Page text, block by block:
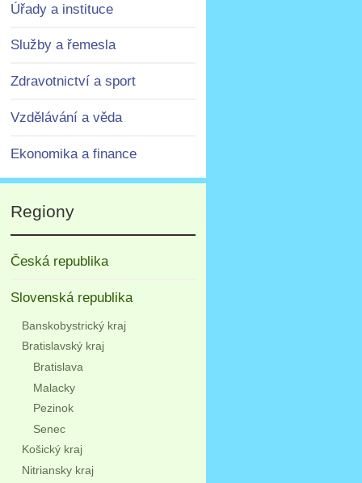
Úřady a instituce
Služby a řemesla
Zdravotnictví a sport
Vzdělávání a věda
Ekonomika a finance
Regiony
Česká republika
Slovenská republika
Banskobystrický kraj
Bratislavský kraj
Bratislava
Malacky
Pezinok
Senec
Košický kraj
Nitriansky kraj